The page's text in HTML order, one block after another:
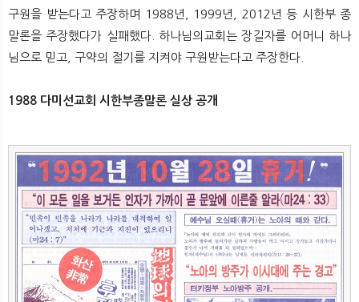
구원을 받는다고 주장하며 1988년, 1999년, 2012년 등 시한부 종
말론을 주장했다가 실패했다. 하나님의교회는 장길자를 어머니 하나
님으로 믿고, 구약의 절기를 지켜야 구원받는다고 주장한다.
1988 다미선교회 시한부종말론 실상 공개